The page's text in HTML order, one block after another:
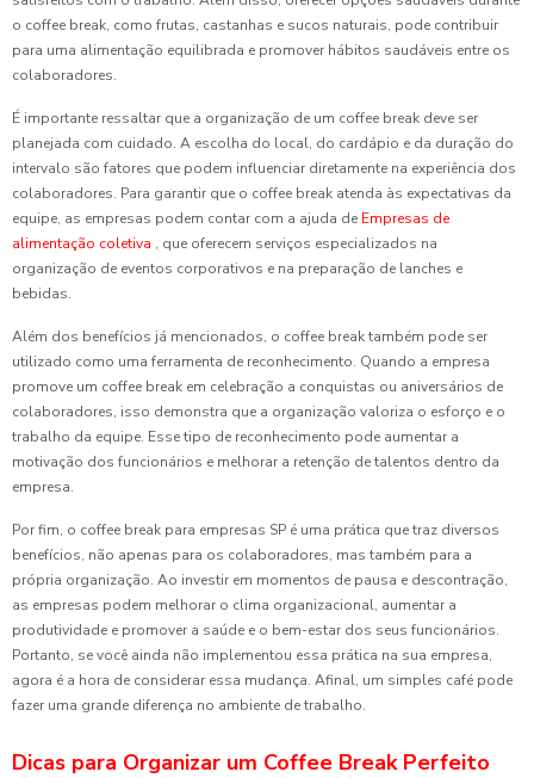
o coffee break, como frutas, castanhas e sucos naturais, pode contribuir
para uma alimentação equilibrada e promover hábitos saudáveis entre os
colaboradores.
É importante ressaltar que a organização de um coffee break deve ser
planejada com cuidado. A escolha do local, do cardápio e da duração do
intervalo são fatores que podem influenciar diretamente na experiência dos
colaboradores. Para garantir que o coffee break atenda às expectativas da
equipe, as empresas podem contar com a ajuda de Empresas de
alimentação coletiva , que oferecem serviços especializados na
organização de eventos corporativos e na preparação de lanches e
bebidas.
Além dos benefícios já mencionados, o coffee break também pode ser
utilizado como uma ferramenta de reconhecimento. Quando a empresa
promove um coffee break em celebração a conquistas ou aniversários de
colaboradores, isso demonstra que a organização valoriza o esforço e o
trabalho da equipe. Esse tipo de reconhecimento pode aumentar a
motivação dos funcionários e melhorar a retenção de talentos dentro da
empresa.
Por fim, o coffee break para empresas SP é uma prática que traz diversos
benefícios, não apenas para os colaboradores, mas também para a
própria organização. Ao investir em momentos de pausa e descontração,
as empresas podem melhorar o clima organizacional, aumentar a
produtividade e promover a saúde e o bem-estar dos seus funcionários.
Portanto, se você ainda não implementou essa prática na sua empresa,
agora é a hora de considerar essa mudança. Afinal, um simples café pode
fazer uma grande diferença no ambiente de trabalho.
Dicas para Organizar um Coffee Break Perfeito